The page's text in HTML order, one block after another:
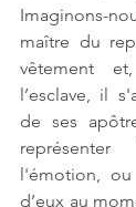
Imaginons-
maître du
vêtement
l’esclave, il
de ses
l'émotion,
d’eux au